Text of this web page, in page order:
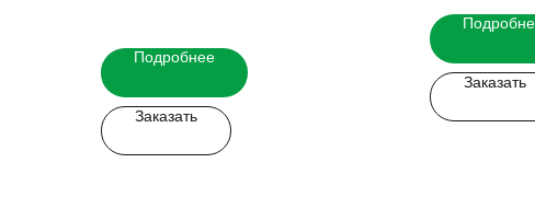
Подробнее
Заказать
Заказать